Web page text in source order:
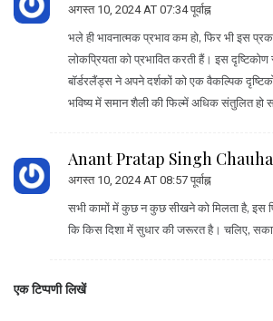
अगस्त 10, 2024 AT 07:34 पूर्वाह्न
भले ही भावनात्मक प्रभाव कम हो, फिर भी इस
लोकप्रियता को प्रभावित करती हैं। इस
बॉर्डरलैंड्स ने अपने दर्शकों को एक वैकल्पिक
भविष्य में समान शैली की फिल्में अधिक संतुलित हो
Anant Pratap Singh
अगस्त 10, 2024 AT 08:57 पूर्वाह्न
सभी कामों में कुछ न कुछ सीखने को मिलता है,
कि किस दिशा में सुधार की जरूरत है। चलिए,
एक टिप्पणी लिखें